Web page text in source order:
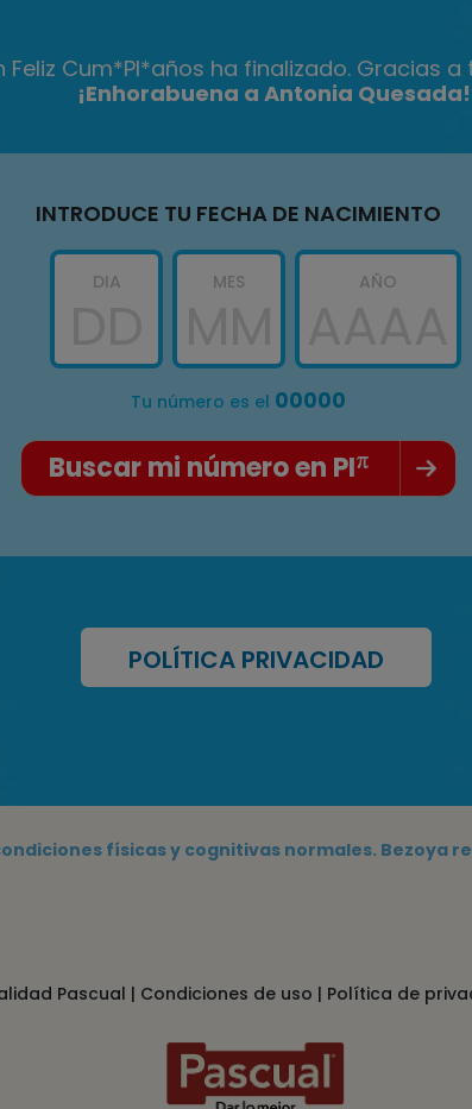
Feliz Cum*PI*años ha finalizado. Gracias
¡Enhorabuena a Antonia Quesada!
INTRODUCE TU FECHA DE NACIMIENTO
DIA MES AÑO
Tu número es el 00000
Buscar mi número en PI
POLÍTICA PRIVACIDAD
físicas y cognitivas normales. Bezoya
Pascual | Condiciones de uso | Política de